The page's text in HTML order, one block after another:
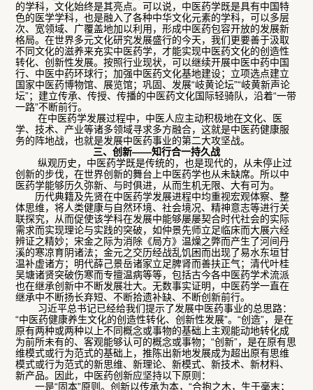
的学科，文化始终是其亮点。可以说，中医药学既是具有中国特
色的医学学科，也是融入了各种中华文化元素的学科，可以多层
次、宽领域、广覆盖地加以利用，形成中医药包容开放的发展新
格局。在世界多元文化研究发展盛行的今天，我们更要善于汲取
不同文化的滋养来充实中医药学，才能实现中医药文化的创造性
转化、创新性发展。按照行业现状，可以继续开展中医中药中国
行、中医中药环球行；加强中医药文化基地建设；立项选点建立
国家中医药博物馆、展览馆；巩固、发展“岐黄论坛”“岐黄新声论
坛”；建立传承、传授、传播的中医药文化国际轻骑队，沿着“一带
一路”不断前行。
在中医药学发展过程中，中医人应主动积极地在文化、医
学、技术、产业等诸多领域寻求多方融合，这就是中医药健康服
务的阵地战，也就是发展中医药事业的第二大攻坚战。
三、创新——知行合一持久战
纵观历史，中医药学既是传统的，也是现代的，从未停止过
创新的步伐，在世界创新的舞台上中医药学也从未缺席。所以中
医药学能够历久弥新、与时俱进，从而生机无限、大有可为。
历代典籍及先贤在中医药学发展进程中均重视宏观体察、整
体思维，将人类健康与自然环境、社会境况、精神意志等进行关
联探究，从而促使该学科在发展中能够屡屡契合时代社会的实际
需求而实现理论与实践的突破，如仲景先师立足临床而大展六经
辨证之精妙；宋金之际为消除《局方》温燥之弊而产生了河间丹
溪的寒凉育阴诸法；金元之交历经战乱饥困而出现了易水东垣甘
温补虚诸方；明代薛己景岳诸家立足脾肾而善扶正气；清代叶桂
吴塘诸贤突破伤寒而专擅温病等等，包括古今各中医药学术流派
也在继承创新中不断发展壮大。无数事实证明，中医药学一直在
继承中不断扬长弃短、不断拾遗补缺、不断创新前行。
习近平总书记已经给我们提示了发展中医药事业的总思路：
“中医药健康养生文化的创造性转化、创新性发展”。“创造”，是在
原有两种或两种以上不同概念或事物的基础上主观能动地转化成
为前所未有的、客观能够认可的概念或事物；“创新”，是在原有思
维模式或行为范式的基础上，推陈出新地发展成为超出原有思维
模式或行为范式的新思维、新理论、新模式、新技术、新材料、
新产品。因此，中医药创新应坚持以下原则：
一是“固本”原则。创新以传承为本，“合抱之木，生于毫末；